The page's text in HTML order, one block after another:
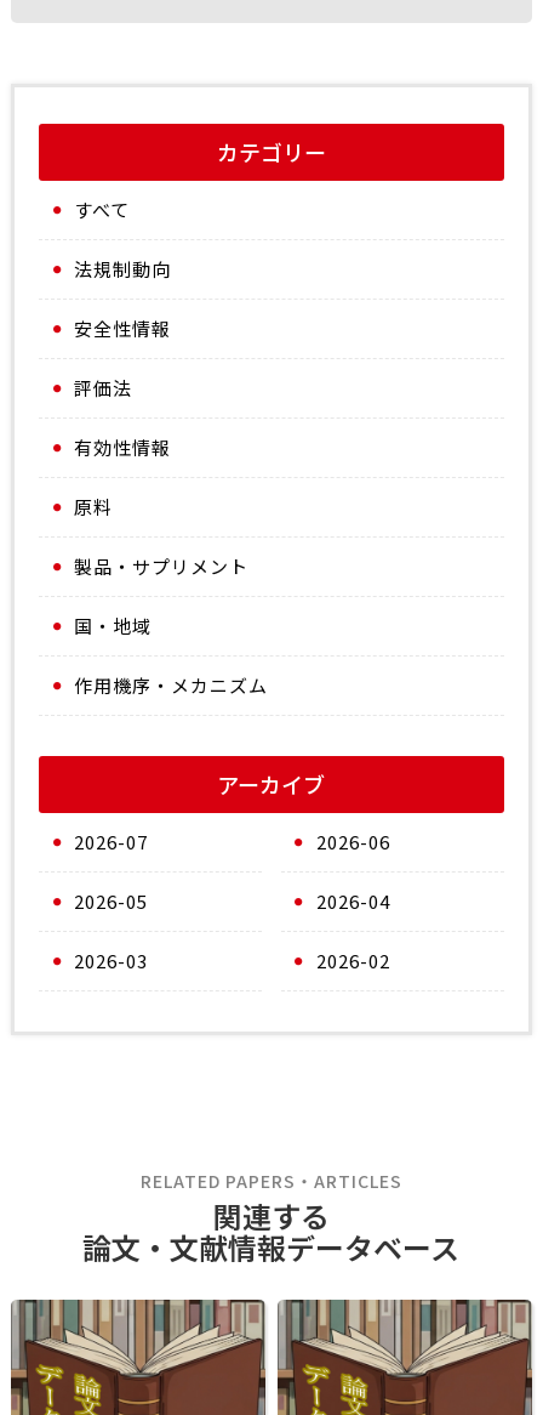
カテゴリー
すべて
法規制動向
安全性情報
評価法
有効性情報
原料
製品・サプリメント
国・地域
作用機序・メカニズム
アーカイブ
2026-07 2026-06
2026-05 2026-04
2026-03 2026-02
RELATED PAPERS・ARTICLES
関連する
論文・文献情報データベース